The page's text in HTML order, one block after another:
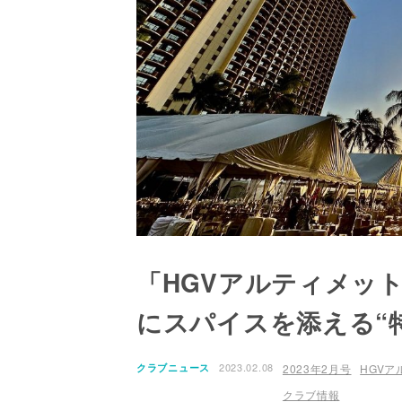
「HGVアルティメッ
にスパイスを添える“
クラブニュース 2023.02.08 2023年2月号
HGVア
クラブ情報